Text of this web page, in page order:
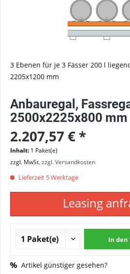
3 Ebenen für je 3 Fässer 200 l
2205x1200 mm
Anbauregal,
2500x2225x800 mm
2.207,57 € *
Inhalt: 1 Paket(e)
zzgl. MwSt.zzgl. Versandkosten
Lieferzeit 5 Werktage
Leasing
In den
Artikel günstiger gesehen?